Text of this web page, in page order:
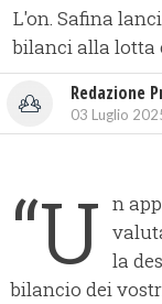
L'on. Safina
bilanci alla lotta
Redazione
03 Luglio
“U n
la
bilancio dei